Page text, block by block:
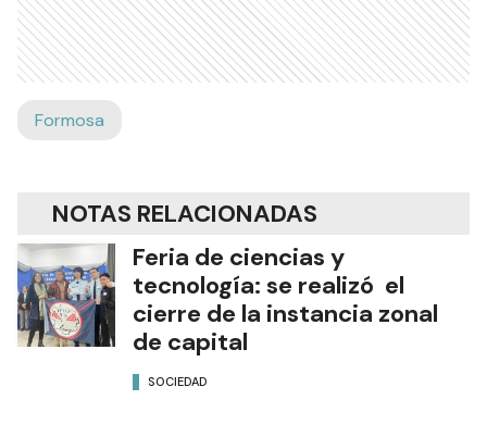
Formosa
NOTAS RELACIONADAS
Feria de ciencias y
tecnología: se realizó el
cierre de la instancia zonal
de capital
SOCIEDAD